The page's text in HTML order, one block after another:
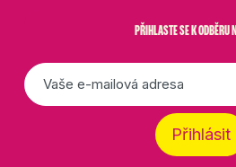
PŘIHLASTE SE K ODBĚRU
E-
mail
Přihlásit